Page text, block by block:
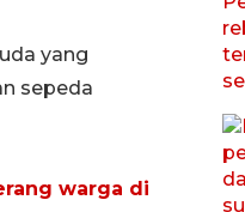
yang
sepeda
warga di